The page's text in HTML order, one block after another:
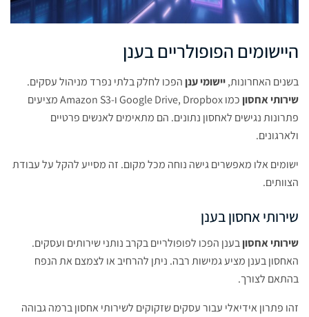
היישומים הפופולריים בענן
בשנים האחרונות,יישומי ענןהפכו לחלק בלתי נפרד מניהול עסקים.
שירותי אחסון
כמו Google Drive, Dropbox ו-Amazon S3 מציעים
פתרונות נגישים לאחסון נתונים. הם מתאימים לאנשים פרטיים
ולארגונים.
ישומים אלו מאפשרים גישה נוחה מכל מקום. זה מסייע להקל על עבודת
הצוותים.
שירותי אחסון בענן
שירותי אחסוןבענן הפכו לפופולריים בקרב נותני שירותים ועסקים.
האחסון בענן מציע גמישות רבה. ניתן להרחיב או לצמצם את הנפח
בהתאם לצורך.
זהו פתרון אידיאלי עבור עסקים שזקוקים לשירותי אחסון ברמה גבוהה